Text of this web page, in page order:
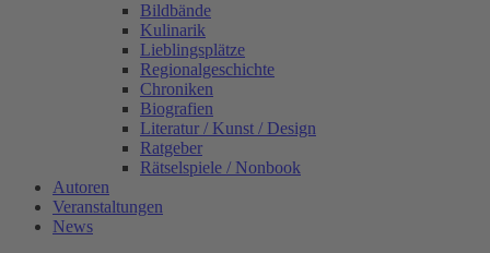
Bildbände
Kulinarik
Lieblingsplätze
Regionalgeschichte
Chroniken
Biografien
Literatur / Kunst / Design
Ratgeber
Rätselspiele / Nonbook
Autoren
Veranstaltungen
News